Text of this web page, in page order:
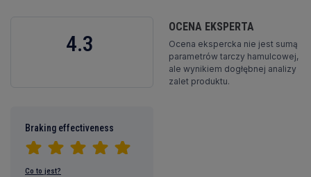
4.3
OCENA EKSPERTA
Ocena ekspercka nie jest sumą
parametrów tarczy hamulcowej,
ale wynikiem dogłębnej analizy
zalet produktu.
Braking effectiveness
Co to jest?